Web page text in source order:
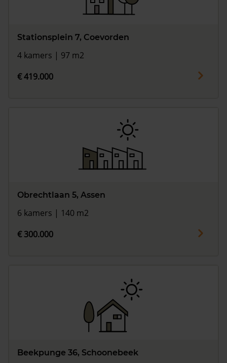
Stationsplein 7, Coevorden
4 kamers | 97 m2
€ 419.000
Obrechtlaan 5, Assen
6 kamers | 140 m2
€ 300.000
Beekpunge 36, Schoonebeek